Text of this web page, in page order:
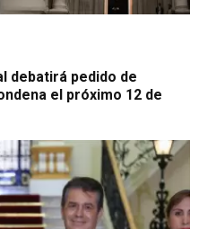
debatirá pedido de
el próximo 12 de